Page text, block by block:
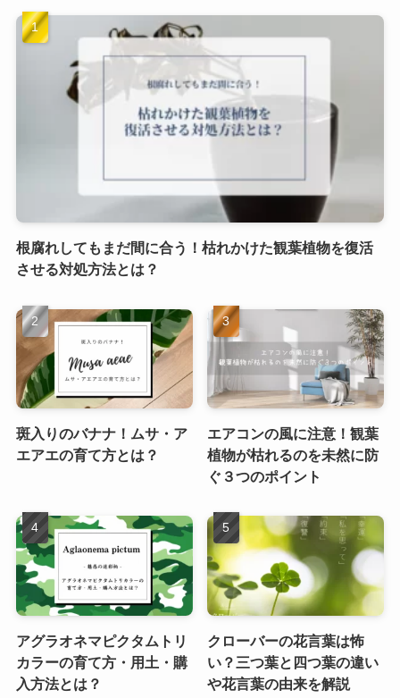
根腐れしてもまだ間に合う！枯れかけた観葉植物を復活
させる対処方法とは？
斑入りのバナナ！ムサ・ア
エアエの育て方とは？
エアコンの風に注意！観葉
植物が枯れるのを未然に防
ぐ３つのポイント
アグラオネマピクタムトリ
カラーの育て方・用土・購
入方法とは？
クローバーの花言葉は怖
い？三つ葉と四つ葉の違い
や花言葉の由来を解説